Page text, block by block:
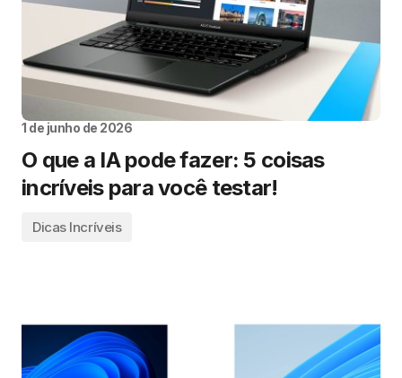
1 de junho de 2026
O que a IA pode fazer: 5 coisas
incríveis para você testar!
Dicas Incríveis